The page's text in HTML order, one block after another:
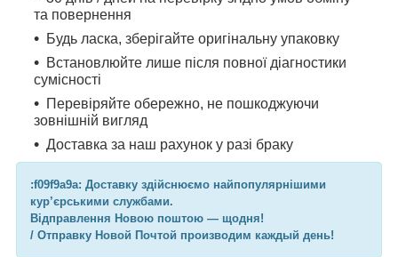
та повернення
Будь ласка, зберігайте оригінальну упаковку
Встановлюйте лише після повної діагностики
сумісності
Перевіряйте обережно, не пошкоджуючи
зовнішній вигляд
Доставка за наш рахунок у разі браку
:f09f9a9a: Доставку здійснюємо найпопулярнішими
кур’єрськими службами.
Відправлення Новою поштою — щодня!
/ Отправку Новой Почтой производим каждый день!